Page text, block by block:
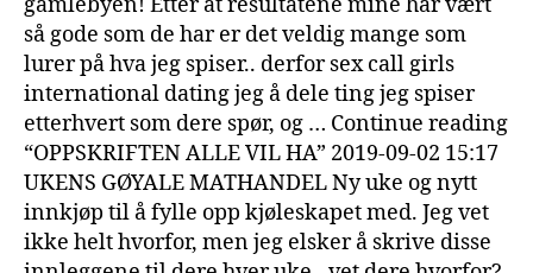
så gode som de har er det veldig mange som
lurer på hva jeg spiser.. derfor sex call girls
international dating jeg å dele ting jeg spiser
etterhvert som dere spør, og … Continue reading
“OPPSKRIFTEN ALLE VIL HA” 2019-09-02 15:17
UKENS GØYALE MATHANDEL Ny uke og nytt
innkjøp til å fylle opp kjøleskapet med. Jeg vet
ikke helt hvorfor, men jeg elsker å skrive disse